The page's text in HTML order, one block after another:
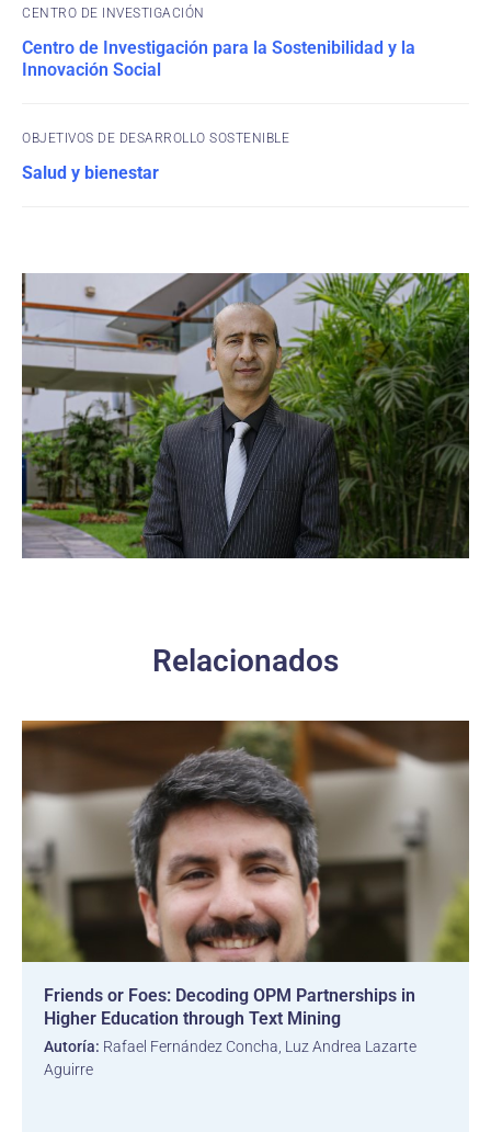
CENTRO DE INVESTIGACIÓN
Centro de Investigación para la Sostenibilidad y la
Innovación Social
OBJETIVOS DE DESARROLLO SOSTENIBLE
Salud y bienestar
Relacionados
Friends or Foes: Decoding OPM Partnerships in
Higher Education through Text Mining
Autoría: Rafael Fernández Concha, Luz Andrea Lazarte
Aguirre